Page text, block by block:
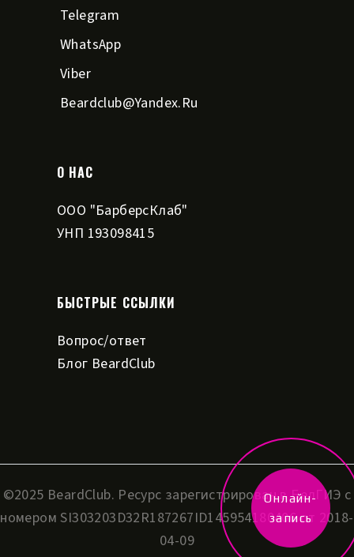
Telegram
WhatsApp
Viber
Beardclub@yandex.ru
О НАС
ООО "БарберсКлаб"
УНП 193098415
БЫСТРЫЕ ССЫЛКИ
Вопрос/ответ
Блог BeardClub
©2025 BeardClub. Ресурс зарегистрирован в БелГИЭ с
номером SI303203D32R187267ID145954180406 от ‎2018-
04-09
Онлайн-
запись